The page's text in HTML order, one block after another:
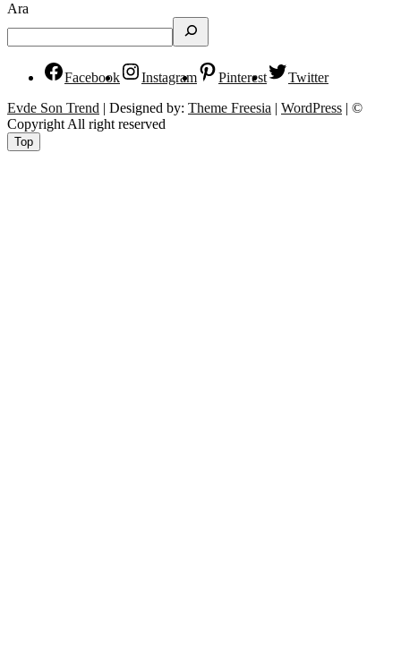
Ara
Facebook Instagram Pinterest
Twitter
Evde Son Trend | Designed by: Theme Freesia | WordPress | ©
Copyright All right reserved
Top